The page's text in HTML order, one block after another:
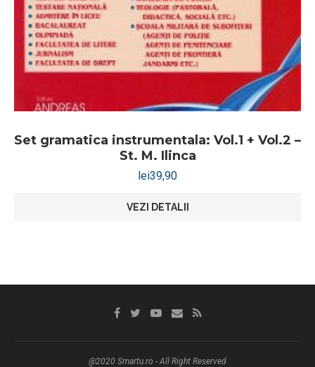
Set gramatica instrumentala: Vol.1 + Vol.2 –
St. M. Ilinca
lei39,90
VEZI DETALII
@2020 Smartu.ro - All Right Reserved